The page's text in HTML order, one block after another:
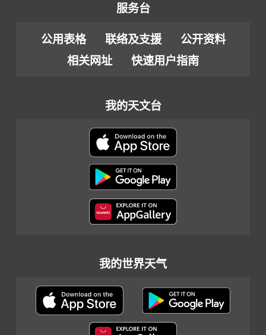
服务台
公用表格 联络及支援
公开资料
相关网址
快速用户指南
我的天文台
我的世界天气